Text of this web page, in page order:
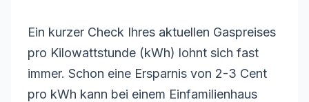
Ein kurzer Check Ihres aktuellen Gaspreises
pro Kilowattstunde (kWh) lohnt sich fast
immer. Schon eine Ersparnis von 2-3 Cent
pro kWh kann bei einem Einfamilienhaus